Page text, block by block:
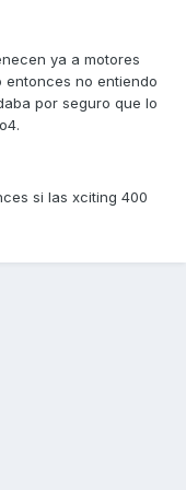
ya a motores
entonces no entiendo
por seguro que lo
si las xciting 400